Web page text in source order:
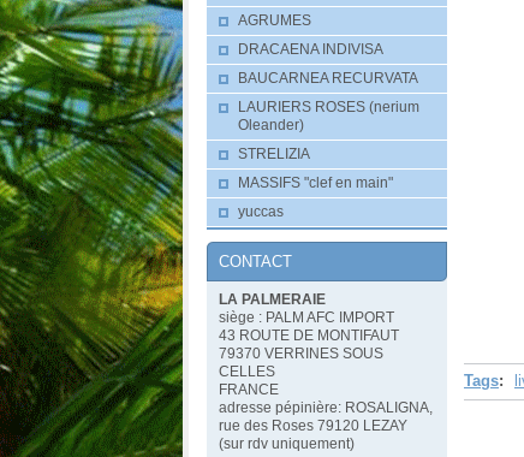
Tags:
AGRUMES
DRACAENA INDIVISA
BAUCARNEA RECURVATA
LAURIERS ROSES (nerium
Oleander)
STRELIZIA
MASSIFS "clef en main"
yuccas
CONTACT
LA PALMERAIE
siège : PALM AFC IMPORT
43 ROUTE DE MONTIFAUT
79370 VERRINES SOUS
CELLES
FRANCE
adresse pépinière: ROSALIGNA,
rue des Roses 79120 LEZAY
(sur rdv uniquement)